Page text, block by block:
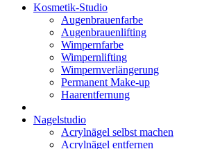
Kosmetik-Studio
Augenbrauenfarbe
Augenbrauenlifting
Wimpernfarbe
Wimpernlifting
Wimpernverlängerung
Permanent Make-up
Haarentfernung
Nagelstudio
Acrylnägel selbst machen
Acrylnägel entfernen